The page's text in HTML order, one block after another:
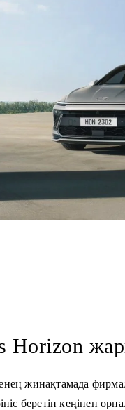
Horizon
жинақтамада
беретін кеңінен